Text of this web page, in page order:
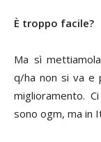
È troppo facile?
Ma sì
q/ha non si va e
miglioramento.
sono ogm, ma in